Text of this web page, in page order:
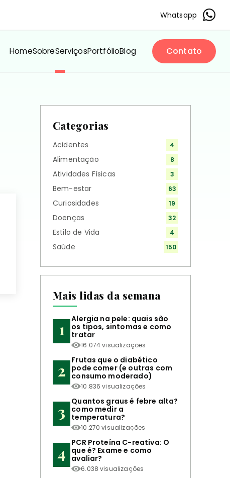
Whatsapp
HomeSobreServiçosPortfólioBlog Contato
Categorias
Acidentes 4
Alimentação 8
Atividades Físicas 3
Bem-estar 63
Curiosidades 19
Doenças 32
Estilo de Vida 4
Saúde 150
Mais lidas da semana
Alergia na pele: quais são
os tipos, sintomas e como
tratar
16.074 visualizações
Frutas que o diabético
pode comer (e outras com
consumo moderado)
10.836 visualizações
Quantos graus é febre alta?
como medir a
temperatura?
10.270 visualizações
PCR Proteína C-reativa: O
que é? Exame e como
avaliar?
6.038 visualizações